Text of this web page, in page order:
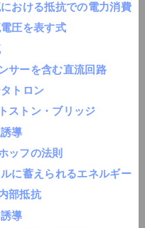
おける抵抗での電力消費
圧を表す式
サーを含む直流回路
トロン
ストン・ブリッジ
導
ッフの法則
に蓄えられるエネルギー
部抵抗
導